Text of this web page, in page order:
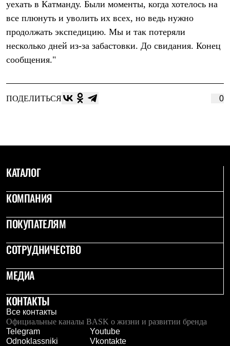
Перчатки
Носки
Полезные аксессуары
Шевроны
Термоковрики
В Арктику
BASK juno
ИДЁМ В ПОХОД
Каталог дилеров
Баск сегодня
История
Производство
Баск в вашем городе
Контроль качества
Технологии
Сотрудничество
Дилерам
Стать дилером
Корпоративным клиентам
Услуги
уехать в Катманду. Были моменты, когда хотелось на
все плюнуть и уволить их всех, но ведь нужно
продолжать экспедицию. Мы и так потеряли
несколько дней из-за забастовки. До свидания. Конец
сообщения."
ПОДЕЛИТЬСЯ 0
КАТАЛОГ
КОМПАНИЯ
ПОКУПАТЕЛЯМ
СОТРУДНИЧЕСТВО
МЕДИА
КОНТАКТЫ
Все контакты
Официальные каналы BASK о жизни и развитии бренда
Telegram
Youtube
Odnoklassniki
Vkontakte